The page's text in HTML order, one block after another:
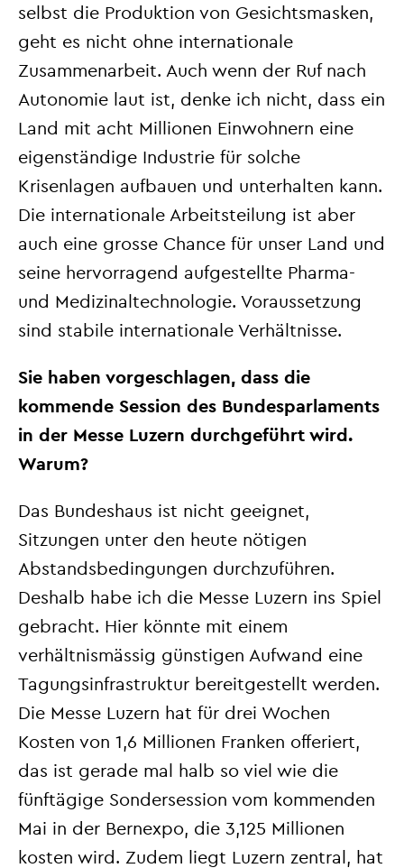
selbst die Produktion von Gesichtsmasken,
geht es nicht ohne internationale
Zusammenarbeit. Auch wenn der Ruf nach
Autonomie laut ist, denke ich nicht, dass ein
Land mit acht Millionen Einwohnern eine
eigenständige Industrie für solche
Krisenlagen aufbauen und unterhalten kann.
Die internationale Arbeitsteilung ist aber
auch eine grosse Chance für unser Land und
seine hervorragend aufgestellte Pharma-
und Medizinaltechnologie. Voraussetzung
sind stabile internationale Verhältnisse.
Sie haben vorgeschlagen, dass die
kommende Session des Bundesparlaments
in der Messe Luzern durchgeführt wird.
Warum?
Das Bundeshaus ist nicht geeignet,
Sitzungen unter den heute nötigen
Abstandsbedingungen durchzuführen.
Deshalb habe ich die Messe Luzern ins Spiel
gebracht. Hier könnte mit einem
verhältnismässig günstigen Aufwand eine
Tagungsinfrastruktur bereitgestellt werden.
Die Messe Luzern hat für drei Wochen
Kosten von 1,6 Millionen Franken offeriert,
das ist gerade mal halb so viel wie die
fünftägige Sondersession vom kommenden
Mai in der Bernexpo, die 3,125 Millionen
kosten wird. Zudem liegt Luzern zentral, hat